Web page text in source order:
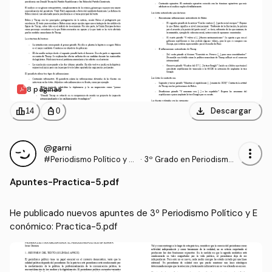
8 páginas
leaderboard14 personal_bag 0 download Descargar
@garni
#Periodismo Político y E
· 3º Grado en Periodismo
more_vert
Apuntes-Practica-5.pdf
He publicado nuevos apuntes de 3º Periodismo Político y E
conómico: Practica-5.pdf